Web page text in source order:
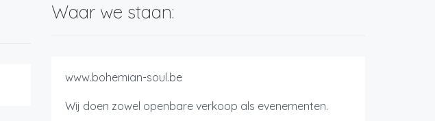
Waar we staan:
www.bohemian-soul.be
Wij doen zowel openbare verkoop als evenementen.